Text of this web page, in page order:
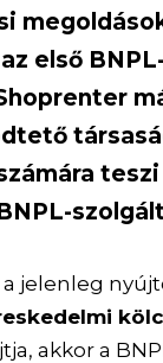
első
a jelenleg
akkor a